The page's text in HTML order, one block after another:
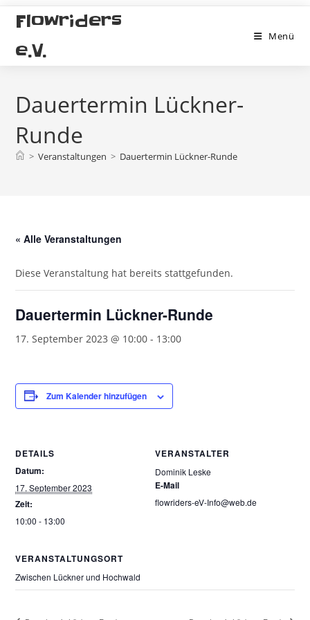
Zum
Inhalt
springen
Flowriders
e.V.
Menü
Dauertermin Lückner-
Runde
> Veranstaltungen > Dauertermin Lückner-Runde
« Alle Veranstaltungen
Diese Veranstaltung hat bereits stattgefunden.
Dauertermin Lückner-Runde
17. September 2023 @ 10:00 - 13:00
Zum Kalender hinzufügen
DETAILS
Datum:
17. September 2023
Zeit:
10:00 - 13:00
VERANSTALTER
Dominik Leske
E-Mail
flowriders-eV-Info@web.de
VERANSTALTUNGSORT
Zwischen Lückner und Hochwald